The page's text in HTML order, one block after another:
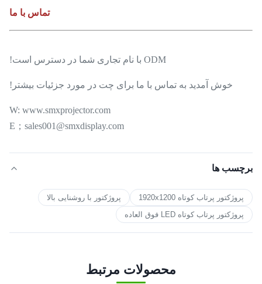
تماس با ما
ODM با نام تجاری شما در دسترس است!
خوش آمدید به تماس با ما برای چت در مورد جزئیات بیشتر!
W: www.smxprojector.com
E；sales001@smxdisplay.com
برچسب ها
پروژکتور پرتاب کوتاه 1920x1200
پروژکتور با روشنایی بالا
پروژکتور پرتاب کوتاه LED فوق العاده
محصولات مرتبط